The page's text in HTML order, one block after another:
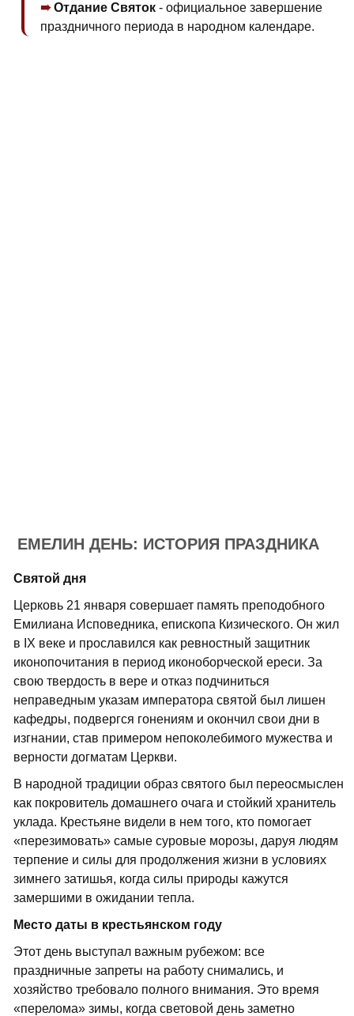
Отдание Святок - официальное завершение
праздничного периода в народном календаре.
ЕМЕЛИН ДЕНЬ: ИСТОРИЯ ПРАЗДНИКА
Святой дня
Церковь 21 января совершает память преподобного
Емилиана Исповедника, епископа Кизического. Он жил
в IX веке и прославился как ревностный защитник
иконопочитания в период иконоборческой ереси. За
свою твердость в вере и отказ подчиниться
неправедным указам императора святой был лишен
кафедры, подвергся гонениям и окончил свои дни в
изгнании, став примером непоколебимого мужества и
верности догматам Церкви.
В народной традиции образ святого был переосмыслен
как покровитель домашнего очага и стойкий хранитель
уклада. Крестьяне видели в нем того, кто помогает
«перезимовать» самые суровые морозы, даруя людям
терпение и силы для продолжения жизни в условиях
зимнего затишья, когда силы природы кажутся
замершими в ожидании тепла.
Место даты в крестьянском году
Этот день выступал важным рубежом: все
праздничные запреты на работу снимались, и
хозяйство требовало полного внимания. Это время
«перелома» зимы, когда световой день заметно